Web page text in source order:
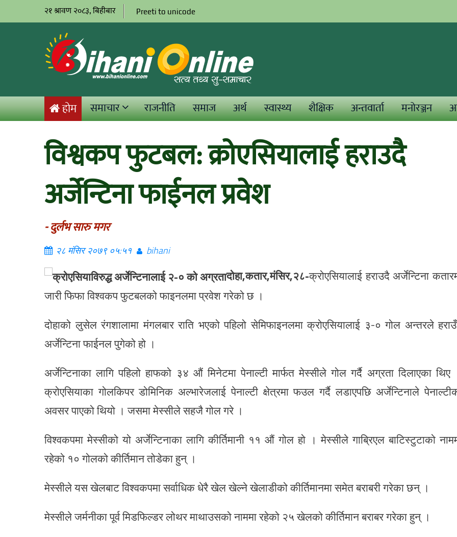
२१ श्रावण २०८३, बिहीबार Preeti to unicode
होम समाचार राजनीति समाज अर्थ स्वास्थ्य शैक्षिक अन्तवार्ता मनोरञ्जन
विश्वकप फुटबल: क्रोएसियालाई हराउदै
अर्जेन्टिना फाईनल प्रवेश
- दुर्लभ सारु मगर
२८ मंसिर २०७९ ०५:५१ bihani
दोहा,कतार,मंसिर,२८-क्रोएसियालाई हराउदै अर्जेन्टिना
जारी फिफा विश्वकप फुटबलको फाइनलमा प्रवेश गरेको छ ।
दोहाको लुसेल रंगशालामा मंगलबार राति भएको पहिलो सेमिफाइनलमा क्रोएसियालाई ३-० गोल अन्तरले
अर्जेन्टिना फाईनल पुगेको हो ।
अर्जेन्टिनाका लागि पहिलो हाफको ३४ औं मिनेटमा पेनाल्टी मार्फत मेस्सीले गोल गर्दै अग्रता दिलाएका
क्रोएसियाका गोलकिपर डोमिनिक अल्भारेजलाई पेनाल्टी क्षेत्रमा फउल गर्दै लडाएपछि अर्जेन्टिनाले
अवसर पाएको थियो । जसमा मेस्सीले सहजै गोल गरे ।
विश्वकपमा मेस्सीको यो अर्जेन्टिनाका लागि कीर्तिमानी ११ औं गोल हो । मेस्सीले गाब्रिएल बाटिस्टुटाको
रहेको १० गोलको कीर्तिमान तोडेका हुन् ।
मेस्सीले यस खेलबाट विश्वकपमा सर्वाधिक धेरै खेल खेल्ने खेलाडीको कीर्तिमानमा समेत बराबरी गरेका छन् ।
मेस्सीले जर्मनीका पूर्व मिडफिल्डर लोथर माथाउसको नाममा रहेको २५ खेलको कीर्तिमान बराबर गरेका हुन् ।